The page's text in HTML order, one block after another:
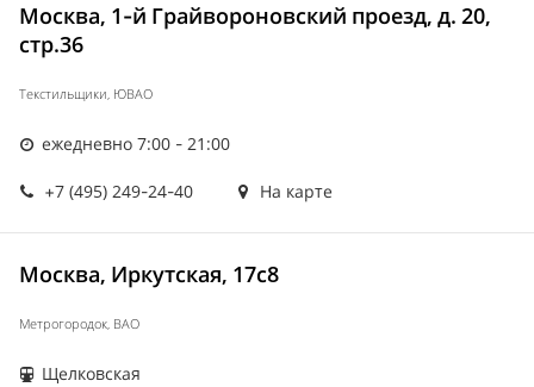
Москва, 1-й Грайвороновский проезд, д. 20,
стр.36
Текстильщики, ЮВАО
ежедневно 7:00 - 21:00
+7 (495) 249-24-40 На карте
Москва, Иркутская, 17с8
Метрогородок, ВАО
Щелковская